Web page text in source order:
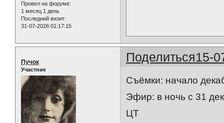
Провел на форуме:
1 месяц 1 день
Последний визит:
31-07-2026 01:17:15
Поделиться15-
Пучок
Участник
Съёмки: начало
Эфир: в ночь с 31
ЦТ